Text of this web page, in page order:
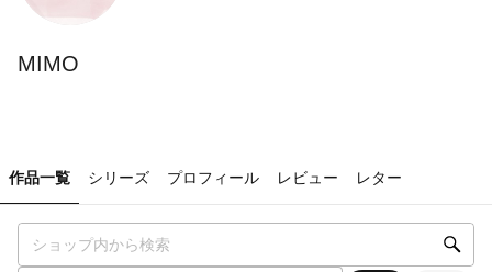
MIMO
作品一覧 シリーズ プロフィール レビュー レター